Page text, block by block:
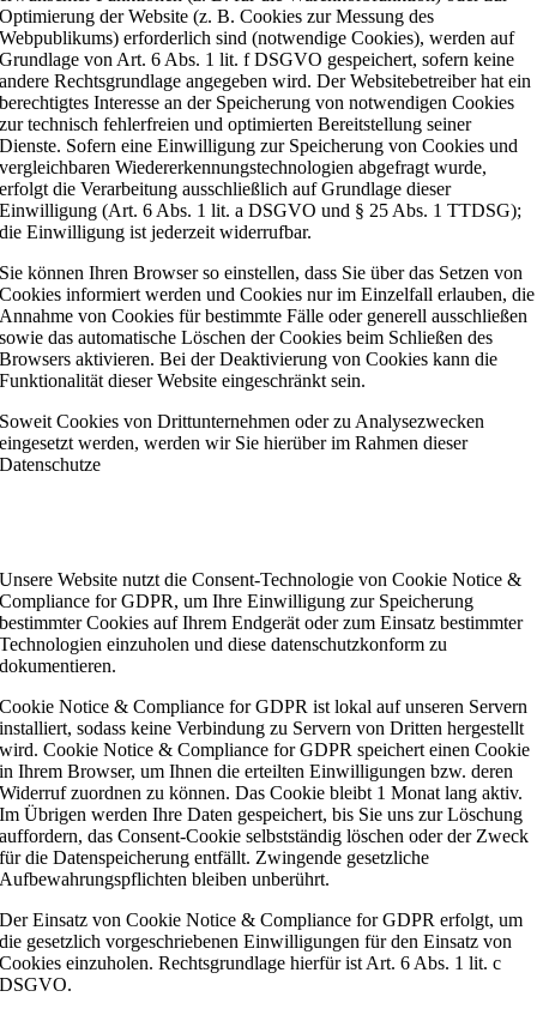
Optimierung der Website (z. B. Cookies zur Messung des
Webpublikums) erforderlich sind (notwendige Cookies), werden auf
Grundlage von Art. 6 Abs. 1 lit. f DSGVO gespeichert, sofern keine
andere Rechtsgrundlage angegeben wird. Der Websitebetreiber hat ein
berechtigtes Interesse an der Speicherung von notwendigen Cookies
zur technisch fehlerfreien und optimierten Bereitstellung seiner
Dienste. Sofern eine Einwilligung zur Speicherung von Cookies und
vergleichbaren Wiedererkennungstechnologien abgefragt wurde,
erfolgt die Verarbeitung ausschließlich auf Grundlage dieser
Einwilligung (Art. 6 Abs. 1 lit. a DSGVO und § 25 Abs. 1 TTDSG);
die Einwilligung ist jederzeit widerrufbar.
Sie können Ihren Browser so einstellen, dass Sie über das Setzen von
Cookies informiert werden und Cookies nur im Einzelfall erlauben, die
Annahme von Cookies für bestimmte Fälle oder generell ausschließen
sowie das automatische Löschen der Cookies beim Schließen des
Browsers aktivieren. Bei der Deaktivierung von Cookies kann die
Funktionalität dieser Website eingeschränkt sein.
Soweit Cookies von Drittunternehmen oder zu Analysezwecken
eingesetzt werden, werden wir Sie hierüber im Rahmen dieser
Datenschutze
Unsere Website nutzt die Consent-Technologie von Cookie Notice &
Compliance for GDPR, um Ihre Einwilligung zur Speicherung
bestimmter Cookies auf Ihrem Endgerät oder zum Einsatz bestimmter
Technologien einzuholen und diese datenschutzkonform zu
dokumentieren.
Cookie Notice & Compliance for GDPR ist lokal auf unseren Servern
installiert, sodass keine Verbindung zu Servern von Dritten hergestellt
wird. Cookie Notice & Compliance for GDPR speichert einen Cookie
in Ihrem Browser, um Ihnen die erteilten Einwilligungen bzw. deren
Widerruf zuordnen zu können. Das Cookie bleibt 1 Monat lang aktiv.
Im Übrigen werden Ihre Daten gespeichert, bis Sie uns zur Löschung
auffordern, das Consent-Cookie selbstständig löschen oder der Zweck
für die Datenspeicherung entfällt. Zwingende gesetzliche
Aufbewahrungspflichten bleiben unberührt.
Der Einsatz von Cookie Notice & Compliance for GDPR erfolgt, um
die gesetzlich vorgeschriebenen Einwilligungen für den Einsatz von
Cookies einzuholen. Rechtsgrundlage hierfür ist Art. 6 Abs. 1 lit. c
DSGVO.